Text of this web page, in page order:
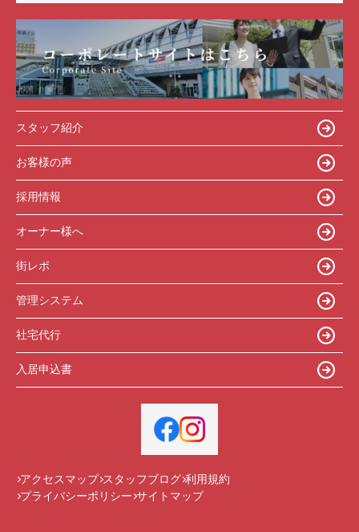
スタッフ紹介
お客様の声
採用情報
オーナー様へ
街レポ
管理システム
社宅代行
入居申込書
アクセスマップ スタッフブログ 利用規約
プライバシーポリシー サイトマップ